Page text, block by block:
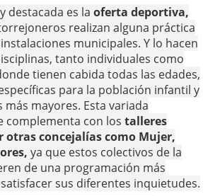
destacada es la oferta deportiva,
realizan alguna práctica
municipales. Y lo hacen
tanto individuales como
tienen cabida todas las edades,
para la población infantil y
mayores. Esta variada
complementa con lostalleres
otras concejalías como Mujer,
ya que estos colectivos de la
de una programación más
sus diferentes inquietudes.